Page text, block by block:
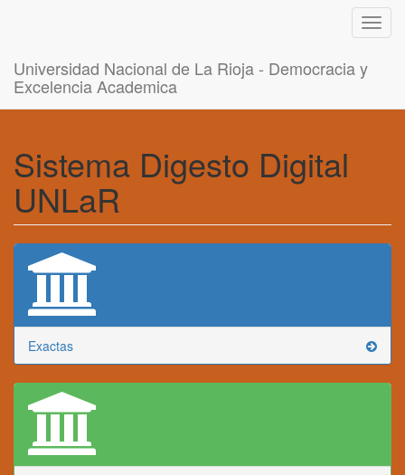
Universidad Nacional de La Rioja - Democracia y
Excelencia Academica
Sistema Digesto Digital
UNLaR
Exactas